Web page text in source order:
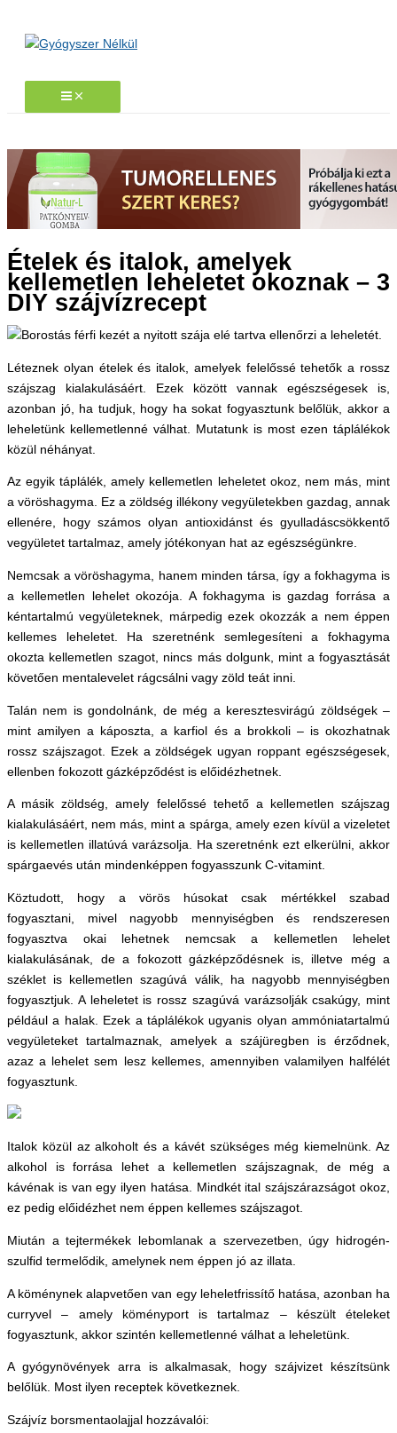
Ételek és italok, amelyek
kellemetlen leheletet okoznak – 3
DIY szájvízrecept
Léteznek olyan ételek és italok, amelyek felelőssé tehetők a rossz
szájszag kialakulásáért. Ezek között vannak egészségesek is,
azonban jó, ha tudjuk, hogy ha sokat fogyasztunk belőlük, akkor a
leheletünk kellemetlenné válhat. Mutatunk is most ezen táplálékok
közül néhányat.
Az egyik táplálék, amely kellemetlen leheletet okoz, nem más, mint
a vöröshagyma. Ez a zöldség illékony vegyületekben gazdag, annak
ellenére, hogy számos olyan antioxidánst és gyulladáscsökkentő
vegyületet tartalmaz, amely jótékonyan hat az egészségünkre.
Nemcsak a vöröshagyma, hanem minden társa, így a fokhagyma is
a kellemetlen lehelet okozója. A fokhagyma is gazdag forrása a
kéntartalmú vegyületeknek, márpedig ezek okozzák a nem éppen
kellemes leheletet. Ha szeretnénk semlegesíteni a fokhagyma
okozta kellemetlen szagot, nincs más dolgunk, mint a fogyasztását
követően mentalevelet rágcsálni vagy zöld teát inni.
Talán nem is gondolnánk, de még a keresztesvirágú zöldségek –
mint amilyen a káposzta, a karfiol és a brokkoli – is okozhatnak
rossz szájszagot. Ezek a zöldségek ugyan roppant egészségesek,
ellenben fokozott gázképződést is előidézhetnek.
A másik zöldség, amely felelőssé tehető a kellemetlen szájszag
kialakulásáért, nem más, mint a spárga, amely ezen kívül a vizeletet
is kellemetlen illatúvá varázsolja. Ha szeretnénk ezt elkerülni, akkor
spárgaevés után mindenképpen fogyasszunk C-vitamint.
Köztudott, hogy a vörös húsokat csak mértékkel szabad
fogyasztani, mivel nagyobb mennyiségben és rendszeresen
fogyasztva okai lehetnek nemcsak a kellemetlen lehelet
kialakulásának, de a fokozott gázképződésnek is, illetve még a
széklet is kellemetlen szagúvá válik, ha nagyobb mennyiségben
fogyasztjuk. A leheletet is rossz szagúvá varázsolják csakúgy, mint
például a halak. Ezek a táplálékok ugyanis olyan ammóniatartalmú
vegyületeket tartalmaznak, amelyek a szájüregben is érződnek,
azaz a lehelet sem lesz kellemes, amennyiben valamilyen halfélét
fogyasztunk.
Italok közül az alkoholt és a kávét szükséges még kiemelnünk. Az
alkohol is forrása lehet a kellemetlen szájszagnak, de még a
kávénak is van egy ilyen hatása. Mindkét ital szájszárazságot okoz,
ez pedig előidézhet nem éppen kellemes szájszagot.
Miután a tejtermékek lebomlanak a szervezetben, úgy hidrogén-
szulfid termelődik, amelynek nem éppen jó az illata.
A köménynek alapvetően van egy leheletfrissítő hatása, azonban ha
curryvel – amely köményport is tartalmaz – készült ételeket
fogyasztunk, akkor szintén kellemetlenné válhat a leheletünk.
A gyógynövények arra is alkalmasak, hogy szájvizet készítsünk
belőlük. Most ilyen receptek következnek.
Szájvíz borsmentaolajjal hozzávalói: